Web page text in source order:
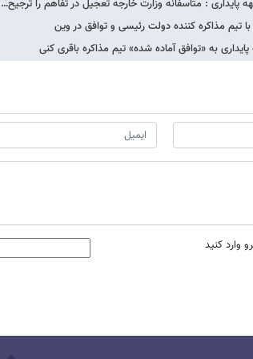
پایداری : متاسفانه وزارت خارجه تعجیل در تفاهم را ترجیح…
تیم مذاکره کننده دولت رئیسی و توافق در وین
به «توافق آماده شده» تیم مذاکره باقری کنی
وارد کنید